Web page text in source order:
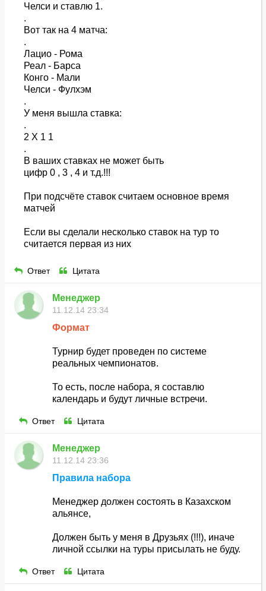
Челси и ставлю 1.
.
Вот так на 4 матча:
.
Лацио - Рома
Реал - Барса
Конго - Мали
Челси - Фулхэм
.
У меня вышла ставка:
.
2 Х 1 1
.
В ваших ставках не может быть
цифр 0 , 3 , 4 и т.д.!!!
При подсчёте ставок считаем основное время
матчей
Если вы сделали несколько ставок на тур то
считается первая из них
Ответ Цитата
Менеджер
11.12.14 23:34
Формат
Турнир будет проведен по системе
реальных чемпионатов.
То есть, после набора, я составлю
календарь и будут личные встречи.
Ответ Цитата
Менеджер
11.12.14 23:36
Правила набора
Менеджер должен состоять в Казахском
альянсе,
Должен быть у меня в Друзьях (!!!), иначе
личной ссылки на туры присылать не буду.
Ответ Цитата